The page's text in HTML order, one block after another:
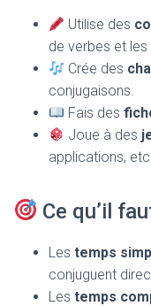
Utilise des
de verbes et
Crée des
conjugaisons.
Fais des
Joue à des
applications,
Ce qu’il
Les temps
conjuguent
Les temps